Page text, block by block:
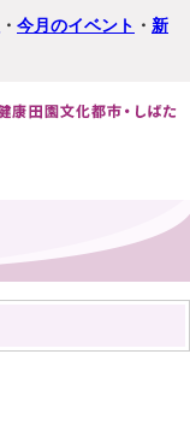
・ 今月のイベント ・ 新